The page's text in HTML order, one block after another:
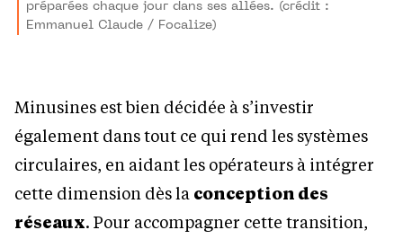
préparées chaque jour dans ses allées. (crédit :
Emmanuel Claude / Focalize)
Minusines est bien décidée à s’investir
également dans tout ce qui rend les systèmes
circulaires, en aidant les opérateurs à intégrer
cette dimension dès la conception des
réseaux. Pour accompagner cette transition,